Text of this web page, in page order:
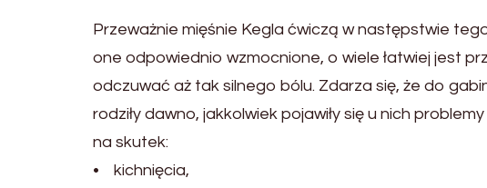
Przeważnie mięśnie Kegla ćwiczą w następstwie
one odpowiednio wzmocnione, o wiele łatwiej jest
odczuwać aż tak silnego bólu. Zdarza się, że do
rodziły dawno, jakkolwiek pojawiły się u nich
na skutek:
• kichnięcia,